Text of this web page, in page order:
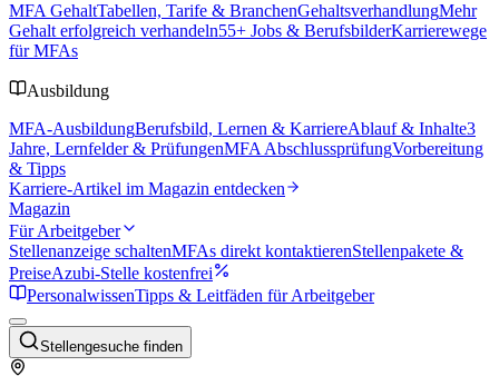
MFA GehaltTabellen, Tarife & BranchenGehaltsverhandlungMehr
Gehalt erfolgreich verhandeln55+ Jobs & BerufsbilderKarrierewege
für MFAs
Ausbildung
MFA-AusbildungBerufsbild, Lernen & KarriereAblauf & Inhalte3
Jahre, Lernfelder & PrüfungenMFA AbschlussprüfungVorbereitung
& Tipps
Karriere-Artikel im Magazin entdecken
Magazin
Für Arbeitgeber
Stellenanzeige schaltenMFAs direkt kontaktierenStellenpakete &
PreiseAzubi-Stelle kostenfrei
PersonalwissenTipps & Leitfäden für Arbeitgeber
Stellengesuche finden